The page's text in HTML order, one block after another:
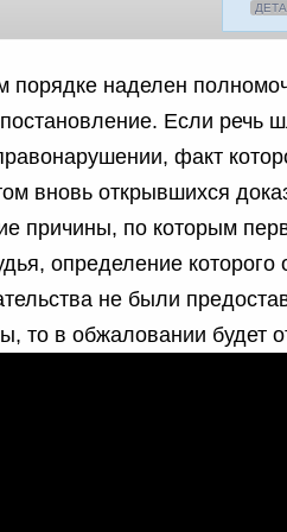
порядке наделен
Если речь
факт
вновь открывшихся
причины, по которым
определение которого
не были
то в обжаловании будет